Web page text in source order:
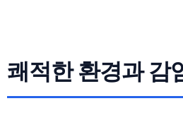
쾌적한 환경과 감